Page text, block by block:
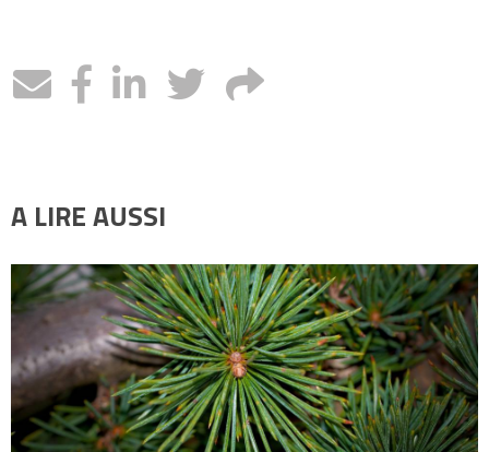
A LIRE AUSSI